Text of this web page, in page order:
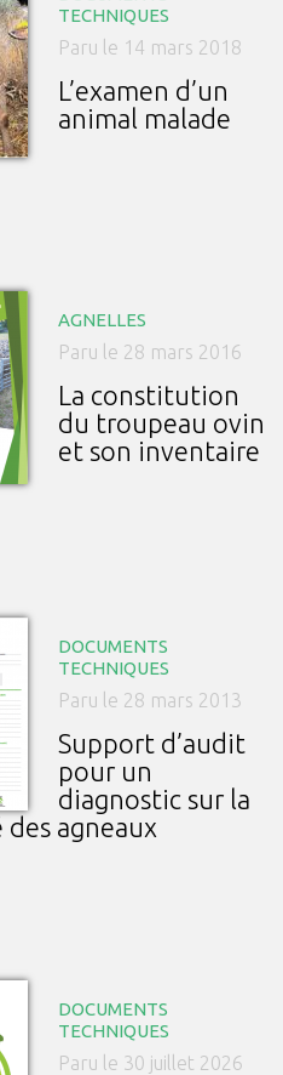
TECHNIQUES
Paru le 14 mars 2018
L’examen d’un
animal malade
AGNELLES
Paru le 28 mars 2016
La constitution
du troupeau ovin
et son inventaire
DOCUMENTS
TECHNIQUES
Paru le 28 mars 2013
Support d’audit
pour un
diagnostic sur la
agneaux
DOCUMENTS
TECHNIQUES
Paru le 30 juillet 2026